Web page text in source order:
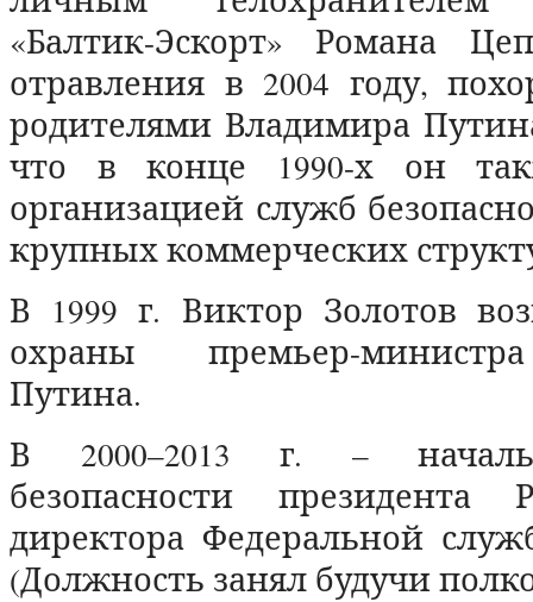
«Балтик-Эскорт» Романа
отравления в 2004 году,
родителями Владимира
что в конце 1990-х он
организацией служб
крупных коммерческих
В 1999 г. Виктор Золотов
охраны премьер-
Путина.
В 2000–2013 г. –
безопасности президента
директора Федеральной
(Должность занял будучи